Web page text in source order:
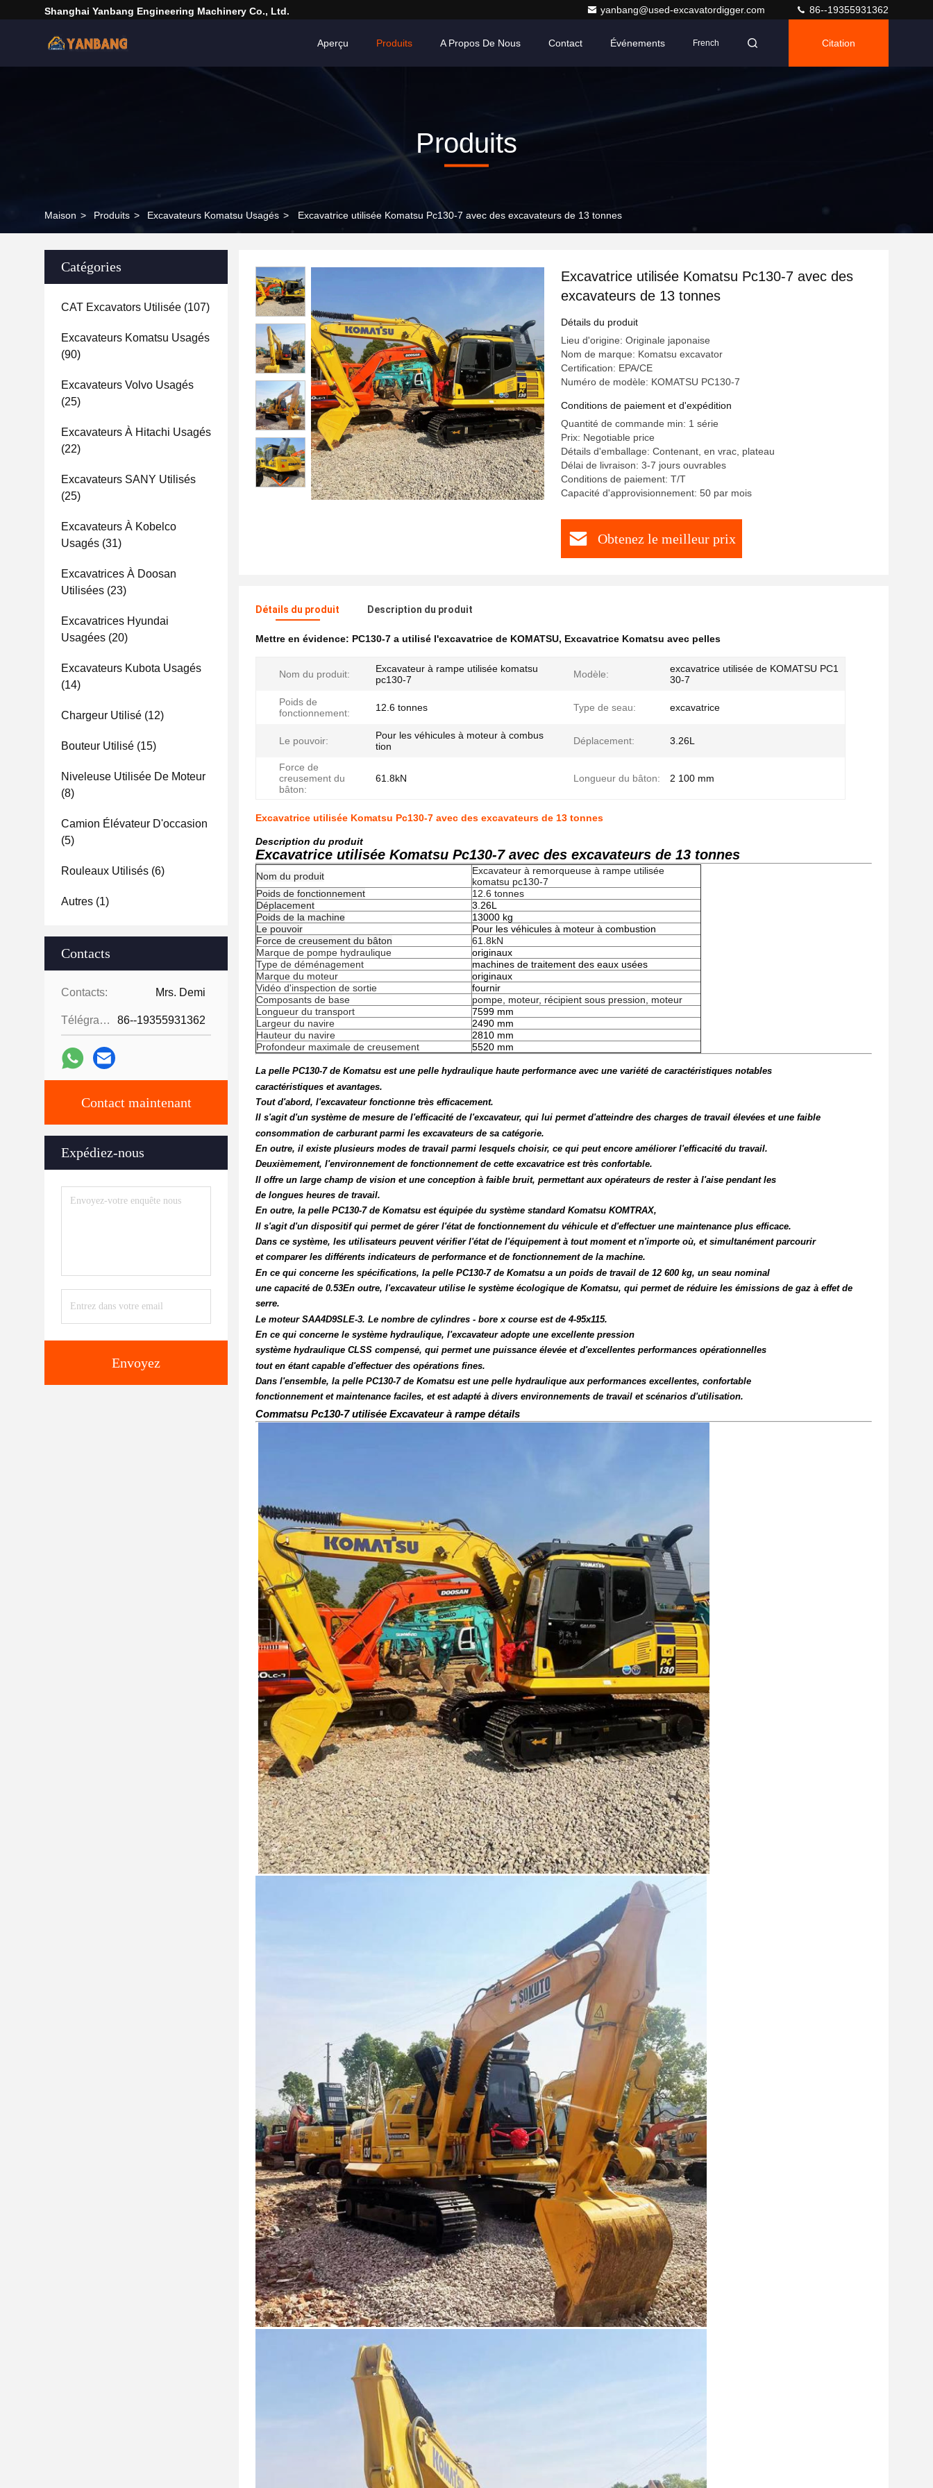
Shanghai Yanbang Engineering Machinery Co., Ltd. yanbang@used-excavatordigger.com 86--19355931362
Aperçu Produits A Propos De Nous Contact Événements French Citation
Produits
Maison > Produits > Excavateurs Komatsu Usagés > Excavatrice utilisée Komatsu Pc130-7 avec des excavateurs de 13 tonnes
Catégories
CAT Excavators Utilisée (107)
Excavateurs Komatsu Usagés
(90)
Excavateurs Volvo Usagés
(25)
Excavateurs À Hitachi Usagés
(22)
Excavateurs SANY Utilisés
(25)
Excavateurs À Kobelco
Usagés (31)
Excavatrices À Doosan
Utilisées (23)
Excavatrices Hyundai
Usagées (20)
Excavateurs Kubota Usagés
(14)
Chargeur Utilisé (12)
Bouteur Utilisé (15)
Niveleuse Utilisée De Moteur
(8)
Camion Élévateur D'occasion
(5)
Rouleaux Utilisés (6)
Autres (1)
Contacts
Contacts: Mrs. Demi
Télégramme: 86--19355931362
Contact maintenant
Expédiez-nous
Envoyez
Excavatrice utilisée Komatsu Pc130-7 avec des
excavateurs de 13 tonnes
Détails du produit
Lieu d'origine: Originale japonaise
Nom de marque: Komatsu excavator
Certification: EPA/CE
Numéro de modèle: KOMATSU PC130-7
Conditions de paiement et d'expédition
Quantité de commande min: 1 série
Prix: Negotiable price
Détails d'emballage: Contenant, en vrac, plateau
Délai de livraison: 3-7 jours ouvrables
Conditions de paiement: T/T
Capacité d'approvisionnement: 50 par mois
Obtenez le meilleur prix
Détails du produit Description du produit
Mettre en évidence: PC130-7 a utilisé l'excavatrice de KOMATSU, Excavatrice Komatsu avec pelles
Nom du produit:
Excavateur à rampe utilisée komatsu
pc130-7
Modèle:
excavatrice utilisée de KOMATSU PC1
30-7
Poids de
fonctionnement:
12.6 tonnes Type de seau: excavatrice
Le pouvoir:
Pour les véhicules à moteur à combus
tion
Déplacement: 3.26L
Force de
creusement du
bâton:
61.8kN Longueur du bâton: 2 100 mm
Excavatrice utilisée Komatsu Pc130-7 avec des excavateurs de 13 tonnes
Description du produit
Excavatrice utilisée Komatsu Pc130-7 avec des excavateurs de 13 tonnes
Nom du produit
Excavateur à remorqueuse à rampe utilisée
komatsu pc130-7
Poids de fonctionnement
12.6 tonnes
Déplacement
3.26L
Poids de la machine
13000 kg
Le pouvoir
Pour les véhicules à moteur à combustion
Force de creusement du bâton
61.8kN
Marque de pompe hydraulique
originaux
Type de déménagement
machines de traitement des eaux usées
Marque du moteur
originaux
Vidéo d'inspection de sortie
fournir
Composants de base
pompe, moteur, récipient sous pression, moteur
Longueur du transport
7599 mm
Largeur du navire
2490 mm
Hauteur du navire
2810 mm
Profondeur maximale de creusement
5520 mm
La pelle PC130-7 de Komatsu est une pelle hydraulique haute performance avec une variété de caractéristiques notables
caractéristiques et avantages.
Tout d'abord, l'excavateur fonctionne très efficacement.
Il s'agit d'un système de mesure de l'efficacité de l'excavateur, qui lui permet d'atteindre des charges de travail élevées et une faible
consommation de carburant parmi les excavateurs de sa catégorie.
En outre, il existe plusieurs modes de travail parmi lesquels choisir, ce qui peut encore améliorer l'efficacité du travail.
Deuxièmement, l'environnement de fonctionnement de cette excavatrice est très confortable.
Il offre un large champ de vision et une conception à faible bruit, permettant aux opérateurs de rester à l'aise pendant les
de longues heures de travail.
En outre, la pelle PC130-7 de Komatsu est équipée du système standard Komatsu KOMTRAX,
Il s'agit d'un dispositif qui permet de gérer l'état de fonctionnement du véhicule et d'effectuer une maintenance plus efficace.
Dans ce système, les utilisateurs peuvent vérifier l'état de l'équipement à tout moment et n'importe où, et simultanément parcourir
et comparer les différents indicateurs de performance et de fonctionnement de la machine.
En ce qui concerne les spécifications, la pelle PC130-7 de Komatsu a un poids de travail de 12 600 kg, un seau nominal
une capacité de 0.53En outre, l'excavateur utilise le système écologique de Komatsu, qui permet de réduire les émissions de gaz à effet de
serre.
Le moteur SAA4D9SLE-3. Le nombre de cylindres - bore x course est de 4-95x115.
En ce qui concerne le système hydraulique, l'excavateur adopte une excellente pression
système hydraulique CLSS compensé, qui permet une puissance élevée et d'excellentes performances opérationnelles
tout en étant capable d'effectuer des opérations fines.
Dans l'ensemble, la pelle PC130-7 de Komatsu est une pelle hydraulique aux performances excellentes, confortable
fonctionnement et maintenance faciles, et est adapté à divers environnements de travail et scénarios d'utilisation.
Commatsu Pc130-7 utilisée Excavateur à rampe détails